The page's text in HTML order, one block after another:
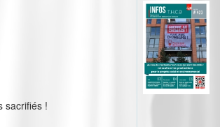
sacrifiés !